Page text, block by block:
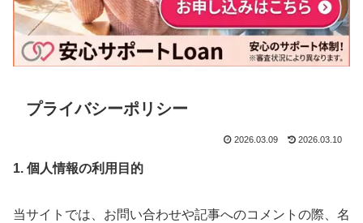
プライバシーポリシー
2026.03.09 2026.03.10
1. 個人情報の利用目的
当サイトでは、お問い合わせや記事へのコメントの際、名